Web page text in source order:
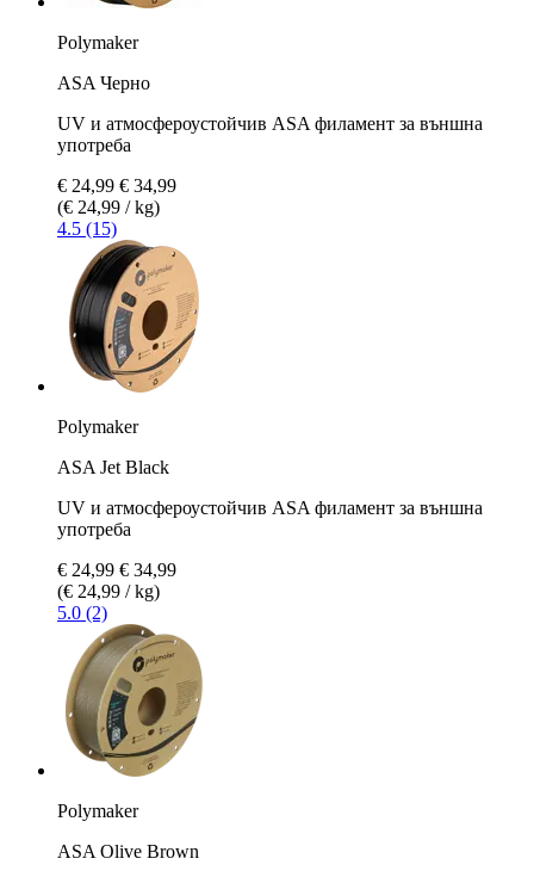
Polymaker
ASA Черно
UV и атмосфероустойчив ASA филамент за външна
употреба
€ 24,99 € 34,99
(€ 24,99 / kg)
4.5 (15)
Polymaker
ASA Jet Black
UV и атмосфероустойчив ASA филамент за външна
употреба
€ 24,99 € 34,99
(€ 24,99 / kg)
5.0 (2)
Polymaker
ASA Olive Brown